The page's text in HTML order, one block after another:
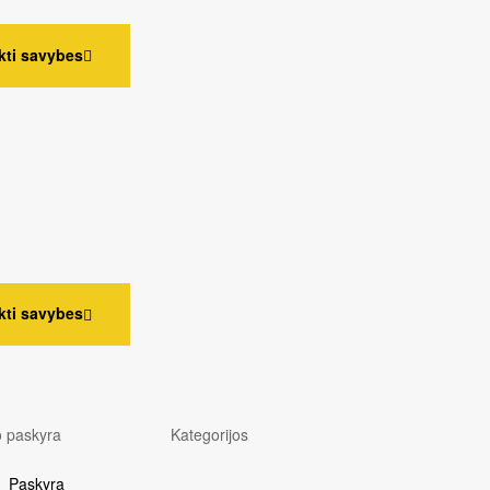
savybes
savybes
paskyra
Paskyra
Kategorijos